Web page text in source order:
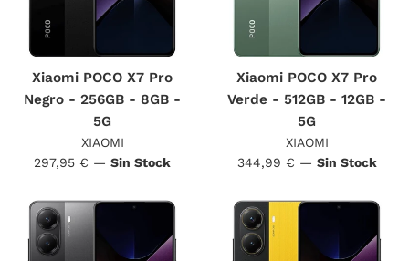
Xiaomi POCO X7 Pro
Negro - 256GB - 8GB -
5G
XIAOMI
Precio
297,95 € — Sin Stock
Xiaomi POCO X7 Pro
Verde - 512GB - 12GB -
5G
XIAOMI
Precio
344,99 € — Sin Stock